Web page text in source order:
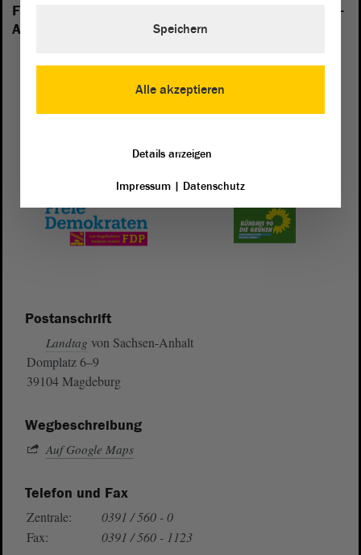
Folgende Fraktionen sind im Landtag von Sachsen-
Anhalt vertreten:
Postanschrift
Landtag von Sachsen-Anhalt
Domplatz 6–9
39104 Magdeburg
Wegbeschreibung
Auf Google Maps
Telefon und Fax
Zentrale:
0391 / 560 - 0
Fax:
0391 / 560 - 1123
Alle akzeptieren
Speichern
Details anzeigen
Impressum| Datenschutz